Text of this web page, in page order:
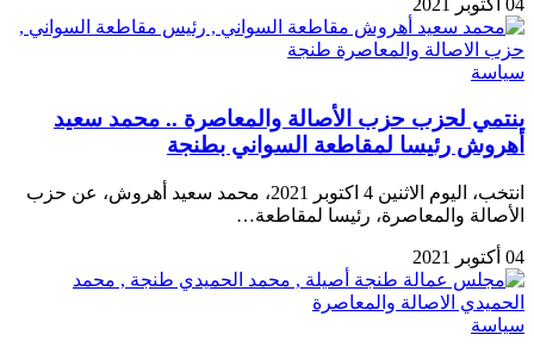
04 أكتوبر 2021
سياسة
ينتمي لحزب حزب الأصالة والمعاصرة .. محمد سعيد
أهروش رئيسا لمقاطعة السواني بطنجة
انتخب، اليوم الاثنين 4 اكتوبر 2021، محمد سعيد أهروش، عن حزب
الأصالة والمعاصرة، رئيسا لمقاطعة…
04 أكتوبر 2021
سياسة